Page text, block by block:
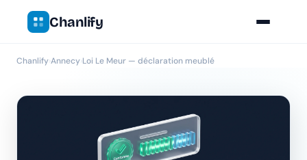
Chanlify
Chanlify›Annecy›Loi Le Meur — déclaration meublé